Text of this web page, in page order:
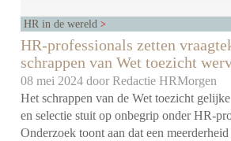
HR in de wereld
HR-professionals zetten
schrappen van Wet toezicht
08 mei 2024 doorRedactie HRMorgen
Het schrappen van de Wet toezicht
en selectie stuit op onbegrip onder HR-
Onderzoek toont aan dat een